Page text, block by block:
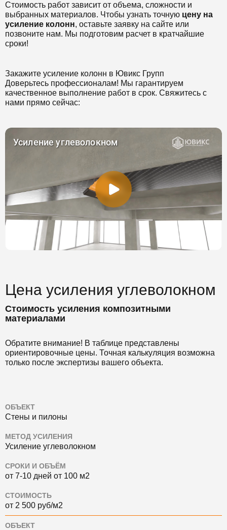
Стоимость работ зависит от объема, сложности и
выбранных материалов. Чтобы узнать точную цену на
усиление колонн, оставьте заявку на сайте или
позвоните нам. Мы подготовим расчет в кратчайшие
сроки!
Закажите усиление колонн в Ювикс Групп
Доверьтесь профессионалам! Мы гарантируем
качественное выполнение работ в срок. Свяжитесь с
нами прямо сейчас:
Цена усиления углеволокном
Стоимость усиления композитными
материалами
Обратите внимание! В таблице представлены
ориентировочные цены. Точная калькуляция возможна
только после экспертизы вашего объекта.
ОБЪЕКТ
Стены и пилоны
МЕТОД УСИЛЕНИЯ
Усиление углеволокном
СРОКИ И ОБЪЁМ
от 7-10 дней от 100 м2
СТОИМОСТЬ
от 2 500 руб/м2
ОБЪЕКТ